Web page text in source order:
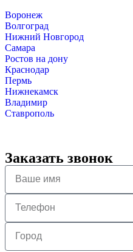
Воронеж
Волгоград
Нижний Новгород
Самара
Ростов на дону
Краснодар
Пермь
Нижнекамск
Владимир
Ставрополь
Заказать звонок